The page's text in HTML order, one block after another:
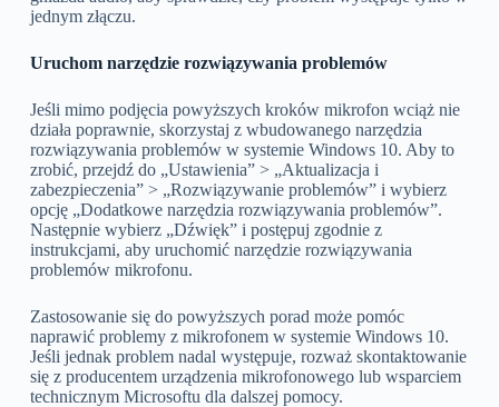
jednym złączu.
Uruchom narzędzie rozwiązywania problemów
Jeśli mimo podjęcia powyższych kroków mikrofon wciąż nie
działa poprawnie, skorzystaj z wbudowanego narzędzia
rozwiązywania problemów w systemie Windows 10. Aby to
zrobić, przejdź do „Ustawienia” > „Aktualizacja i
zabezpieczenia” > „Rozwiązywanie problemów” i wybierz
opcję „Dodatkowe narzędzia rozwiązywania problemów”.
Następnie wybierz „Dźwięk” i postępuj zgodnie z
instrukcjami, aby uruchomić narzędzie rozwiązywania
problemów mikrofonu.
Zastosowanie się do powyższych porad może pomóc
naprawić problemy z mikrofonem w systemie Windows 10.
Jeśli jednak problem nadal występuje, rozważ skontaktowanie
się z producentem urządzenia mikrofonowego lub wsparciem
technicznym Microsoftu dla dalszej pomocy.